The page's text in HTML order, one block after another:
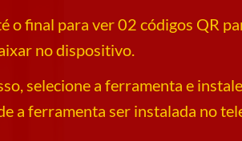
o final para ver 02 códigos QR
no dispositivo.
selecione a ferramenta e
a ferramenta ser instalada no